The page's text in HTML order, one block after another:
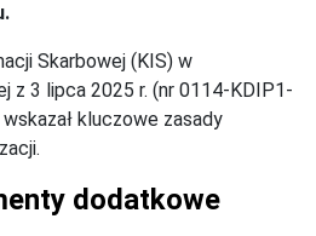
Skarbowej (KIS) w
z 3 lipca 2025 r. (nr 0114-KDIP1-
kluczowe zasady
dodatkowe